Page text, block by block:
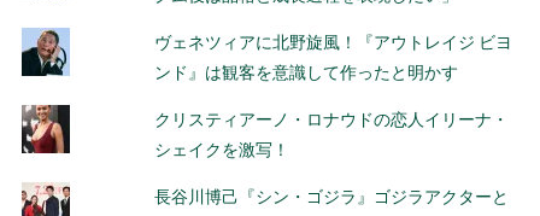
ヴェネツィアに北野旋風！『アウトレイジ ビヨ
ンド』は観客を意識して作ったと明かす
クリスティアーノ・ロナウドの恋人イリーナ・
シェイクを激写！
長谷川博己『シン・ゴジラ』ゴジラアクターと